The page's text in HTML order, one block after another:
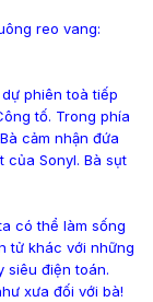
reo vang:
phiên toà tiếp
tố. Trong phía
cảm nhận đứa
của Sonyl. Bà sụt
có thể làm sống
tử khác với những
siêu điện toán.
xưa đối với bà!